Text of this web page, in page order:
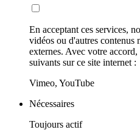
En acceptant ces services,
vidéos ou d'autres contenus
externes. Avec votre
suivants sur ce site internet :
Vimeo, YouTube
Nécessaires
Toujours actif